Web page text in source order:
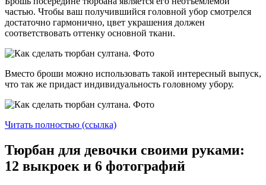
частью. Чтобы ваш получившийся головной убор смотрелся
достаточно гармонично, цвет украшения должен
соответствовать оттенку основной ткани.
Вместо броши можно использовать такой интересный выпуск,
что так же придаст индивидуальность головному убору.
Читать полностью (ссылка)
Тюрбан для девочки своими руками:
12 выкроек и 6 фотографий